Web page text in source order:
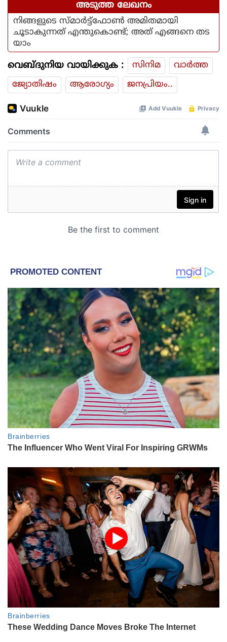
അടുത്ത ലേഖനം
നിങ്ങളുടെ സ്മാര്‍ട്ട്ഫോണ്‍ അമിതമായി
ചൂടാകുന്നത് എന്തുകൊണ്ട്; അത് എങ്ങനെ തട
യാം
വെബ്ദുനിയ വായിക്കുക : സിനിമ
വാര്‍ത്ത
ജ്യോതിഷം
ആരോഗ്യം ജനപ്രിയം..